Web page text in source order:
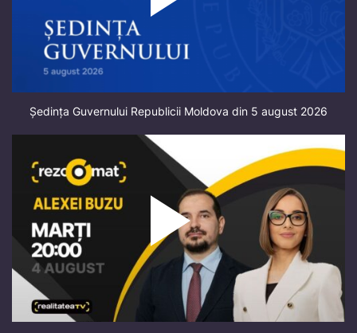
Ședința Guvernului Republicii Moldova din 5 august 2026